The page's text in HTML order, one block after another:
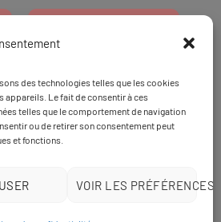
des technologies telles que les cookies
appareils. Le fait de consentir à ces
telles que le comportement de navigation
ou de retirer son consentement peut
et fonctions.
VOIR LES PRÉFÉRENCES
EtTapez 98pour
une formation